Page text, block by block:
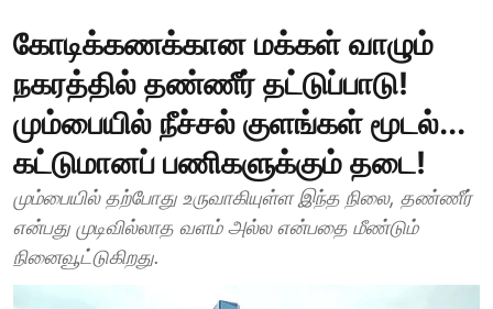
கோடிக்கணக்கான மக்கள் வாழும்
நகரத்தில் தண்ணீர் தட்டுப்பாடு!
மும்பையில் நீச்சல் குளங்கள் மூடல்...
கட்டுமானப் பணிகளுக்கும் தடை!
மும்பையில் தற்போது உருவாகியுள்ள இந்த நிலை, தண்ணீர்
என்பது முடிவில்லாத வளம் அல்ல என்பதை மீண்டும்
நினைவூட்டுகிறது.